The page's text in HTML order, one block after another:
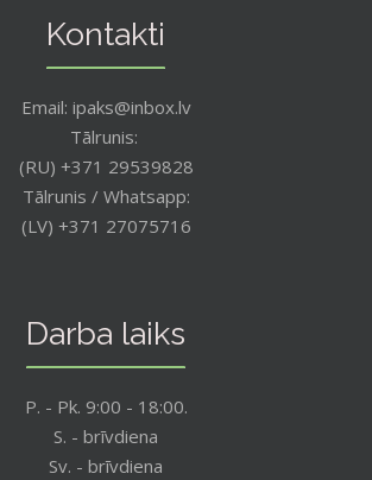
Kontakti
Email: ipaks@inbox.lv
Tālrunis:
(RU) +371 29539828
Tālrunis / Whatsapp:
(LV) +371 27075716
Darba laiks
P. - Pk. 9:00 - 18:00.
S. - brīvdiena
Sv. - brīvdiena